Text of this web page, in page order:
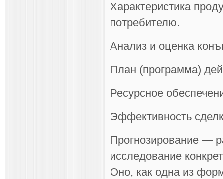
Характеристика
потребителю.
Анализ и оценка
План (программа)
Ресурсное
Эффективность
Прогнозирование —
исследование
Оно, как одна из